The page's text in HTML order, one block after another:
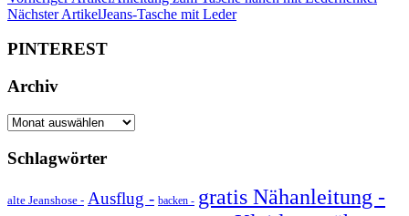
Nächster ArtikelJeans-Tasche mit Leder
PINTEREST
Archiv
Archiv
Schlagwörter
alte Jeanshose - Ausflug - backen - gratis Nähanleitung -